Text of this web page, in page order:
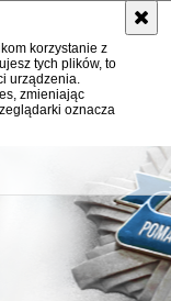
korzystanie z
tych plików, to
urządzenia.
zmieniając
oznacza